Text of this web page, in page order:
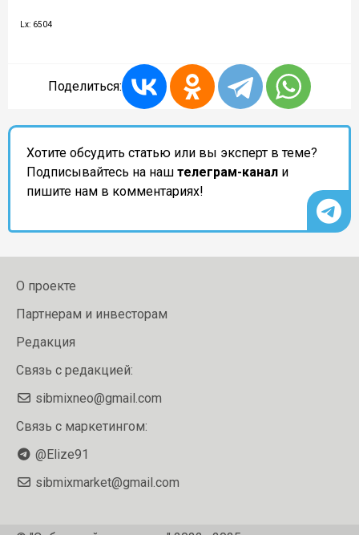
Lx: 6504
Поделиться:
Хотите обсудить статью или вы эксперт в теме?
Подписывайтесь на наш телеграм-канал и
пишите нам в комментариях!
О проекте
Партнерам и инвесторам
Редакция
Связь с редакцией:
sibmixneo@gmail.com
Связь с маркетингом:
@Elize91
sibmixmarket@gmail.com